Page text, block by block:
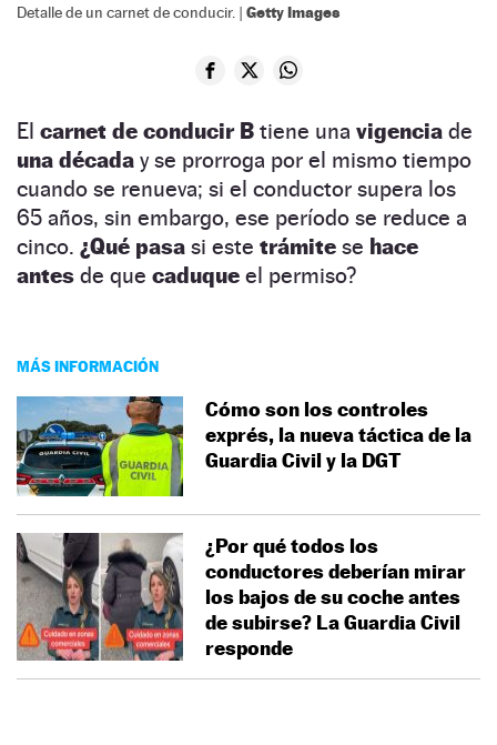
Detalle de un carnet de conducir. | Getty Images
El carnet de conducir B tiene una vigencia de
una década y se prorroga por el mismo tiempo
cuando se renueva; si el conductor supera los
65 años, sin embargo, ese período se reduce a
cinco. ¿Qué pasa si este trámite se hace
antes de que caduque el permiso?
MÁS INFORMACIÓN
Cómo son los controles
exprés, la nueva táctica de la
Guardia Civil y la DGT
¿Por qué todos los
conductores deberían mirar
los bajos de su coche antes
de subirse? La Guardia Civil
responde